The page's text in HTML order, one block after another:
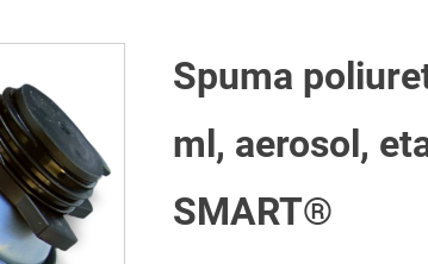
Spuma
ml, aerosol,
SMART®